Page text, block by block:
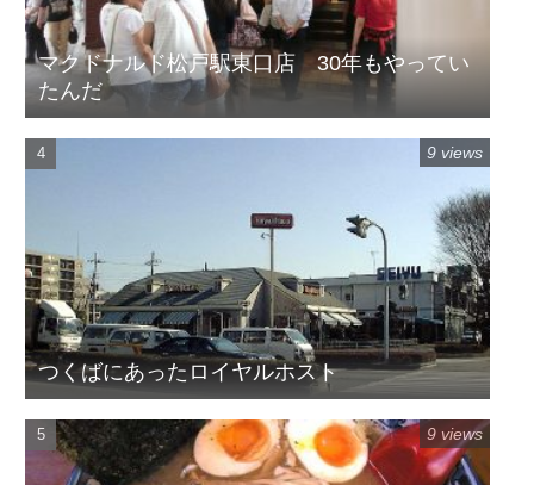
マクドナルド松戸駅東口店 30年もやってい
たんだ
つくばにあったロイヤルホスト
9 views
9 views